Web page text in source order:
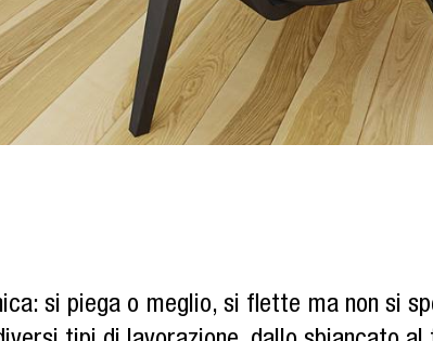
si piega o meglio, si flette ma non si